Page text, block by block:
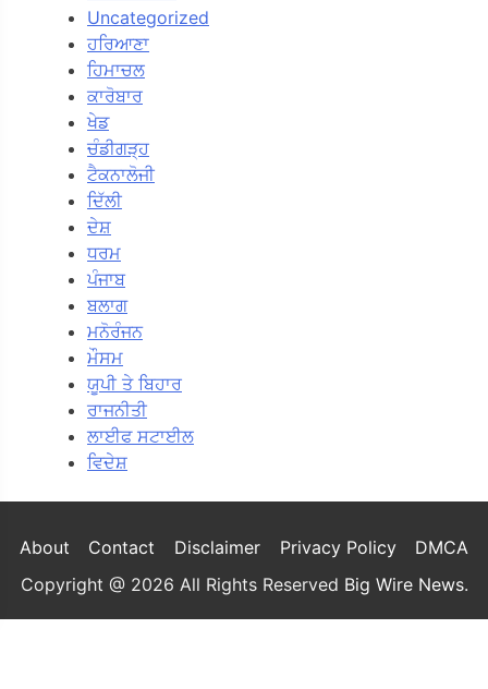
Uncategorized
ਹਰਿਆਣਾ
ਹਿਮਾਚਲ
ਕਾਰੋਬਾਰ
ਖੇਡ
ਚੰਡੀਗੜ੍ਹ
ਟੈਕਨਾਲੋਜੀ
ਦਿੱਲੀ
ਦੇਸ਼
ਧਰਮ
ਪੰਜਾਬ
ਬਲਾਗ
ਮਨੋਰੰਜਨ
ਮੌਸਮ
ਯੂਪੀ ਤੇ ਬਿਹਾਰ
ਰਾਜਨੀਤੀ
ਲਾਈਫ ਸਟਾਈਲ
ਵਿਦੇਸ਼
About Contact Disclaimer Privacy Policy
DMCA
Copyright @ 2026 All Rights Reserved Big Wire News.